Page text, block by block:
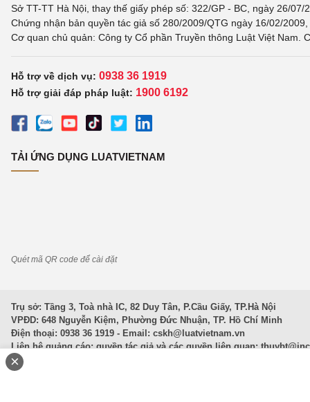
Sở TT-TT Hà Nội, thay thế giấy phép số: 322/GP - BC, ngày 26/
Chứng nhận bản quyền tác giả số 280/2009/QTG ngày 16/02/
Cơ quan chủ quản: Công ty Cổ phần Truyền thông Luật Việt Nam.
Hỗ trợ về dịch vụ: 0938 36 1919
Hỗ trợ giải đáp pháp luật: 1900 6192
TẢI ỨNG DỤNG LUATVIETNAM
Quét mã QR code để cài đặt
Trụ sở: Tầng 3, Toà nhà IC, 82 Duy Tân, P.Cầu Giấy, TP.Hà Nội
VPĐD: 648 Nguyễn Kiệm, Phường Đức Nhuận, TP. Hồ Chí Minh
Điện thoại: 0938 36 1919 - Email: cskh@luatvietnam.vn
Liên hệ quảng cáo; quyền tác giả và các quyền liên quan:
Văn Bản Pháp Luật
×